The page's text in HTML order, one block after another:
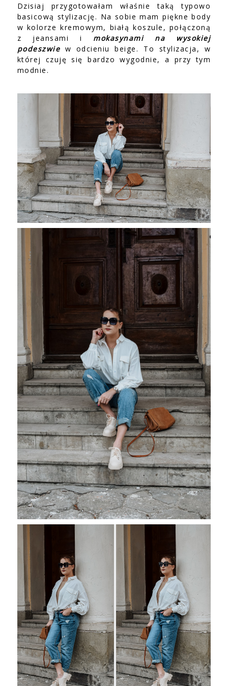
Dzisiaj przygotowałam właśnie taką typowo
basicową stylizację. Na sobie mam piękne body
w kolorze kremowym, białą koszule, połączoną
z jeansami i mokasynami na wysokiej
podeszwie w odcieniu beige. To stylizacja, w
której czuję się bardzo wygodnie, a przy tym
modnie.